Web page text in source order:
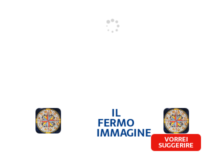
IL
FERMO
IMMAGINE VORREI
SUGGERIRE